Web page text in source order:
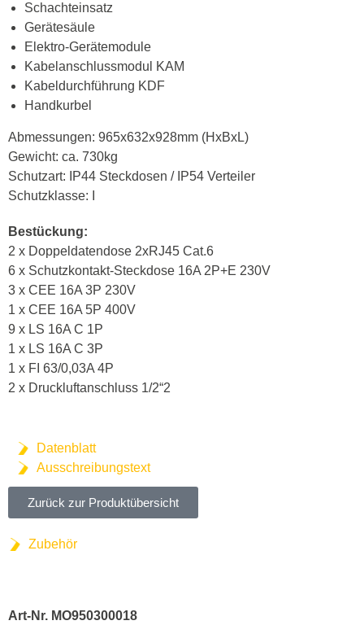
Schachteinsatz
Gerätesäule
Elektro-Gerätemodule
Kabelanschlussmodul KAM
Kabeldurchführung KDF
Handkurbel
Abmessungen: 965x632x928mm (HxBxL)
Gewicht: ca. 730kg
Schutzart: IP44 Steckdosen / IP54 Verteiler
Schutzklasse: I
Bestückung:
2 x Doppeldatendose 2xRJ45 Cat.6
6 x Schutzkontakt-Steckdose 16A 2P+E 230V
3 x CEE 16A 3P 230V
1 x CEE 16A 5P 400V
9 x LS 16A C 1P
1 x LS 16A C 3P
1 x FI 63/0,03A 4P
2 x Druckluftanschluss 1/2“2
Datenblatt
Ausschreibungstext
Zurück zur Produktübersicht
Zubehör
Art-Nr. MO950300018